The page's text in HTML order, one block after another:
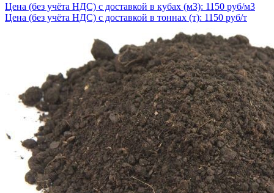
Цена (без учёта НДС) с доставкой в кубах (м3): 1150 руб/м3
Цена (без учёта НДС) с доставкой в тоннах (т): 1150 руб/т